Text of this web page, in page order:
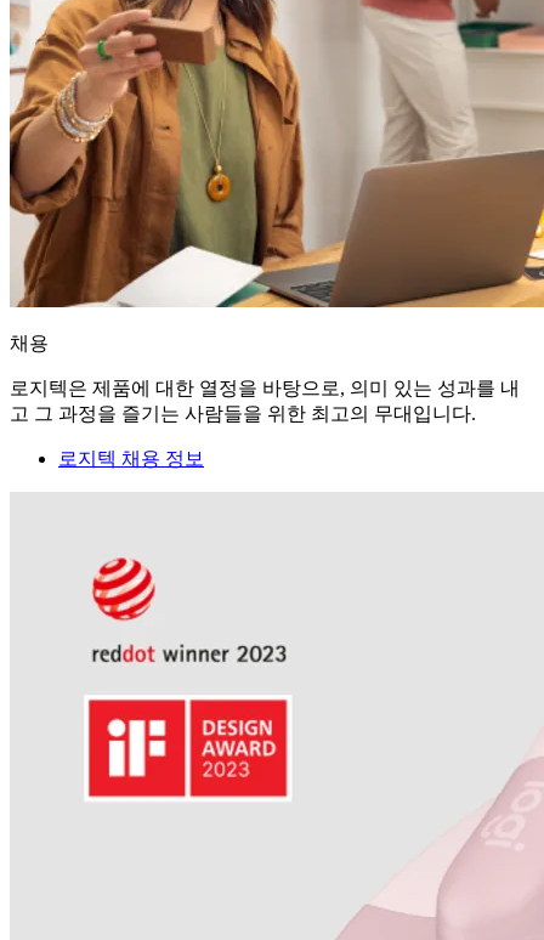
채용
로지텍은 제품에 대한 열정을 바탕으로, 의미 있는 성과를 내
고 그 과정을 즐기는 사람들을 위한 최고의 무대입니다.
로지텍 채용 정보